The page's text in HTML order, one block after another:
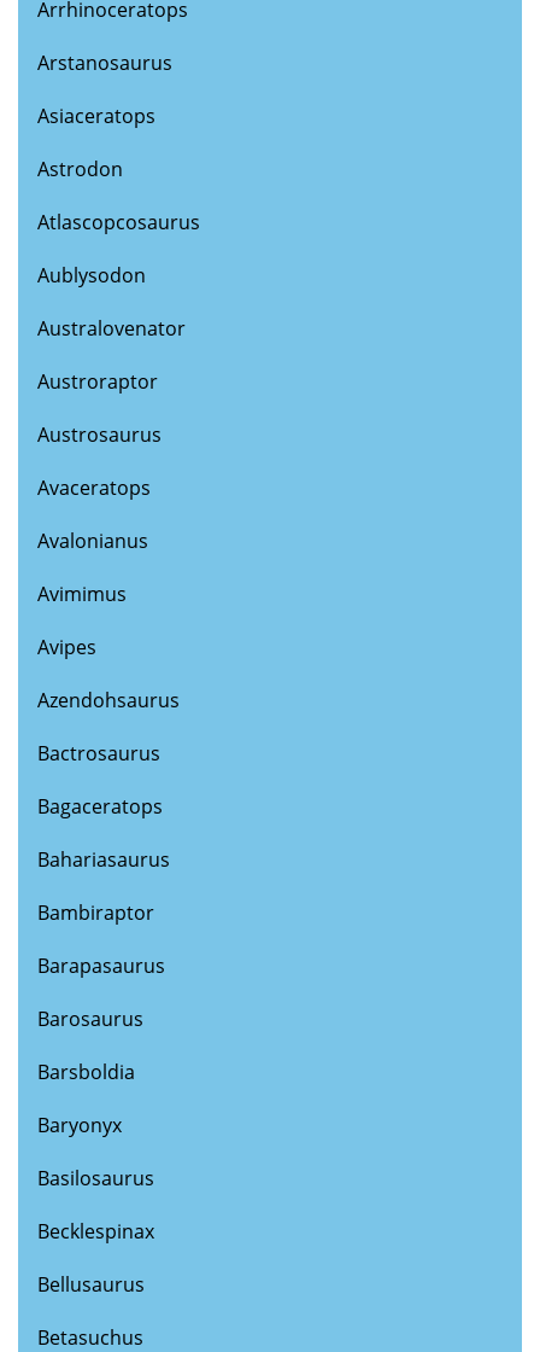
Arrhinoceratops
Arstanosaurus
Asiaceratops
Astrodon
Atlascopcosaurus
Aublysodon
Australovenator
Austroraptor
Austrosaurus
Avaceratops
Avalonianus
Avimimus
Avipes
Azendohsaurus
Bactrosaurus
Bagaceratops
Bahariasaurus
Bambiraptor
Barapasaurus
Barosaurus
Barsboldia
Baryonyx
Basilosaurus
Becklespinax
Bellusaurus
Betasuchus